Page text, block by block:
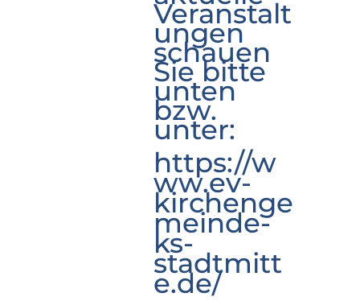
Veranstalt
ungen
schauen
Sie bitte
unten
bzw.
unter:
https://w
ww.ev-
kirchenge
meinde-
ks-
stadtmitt
e.de/